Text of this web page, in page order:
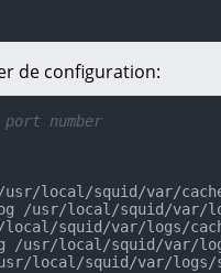
de configuration:
number
local/squid/var/
/usr/local/squid/var/
local/squid/var/logs/
/usr/local/squid/var/
local/squid/var/logs/